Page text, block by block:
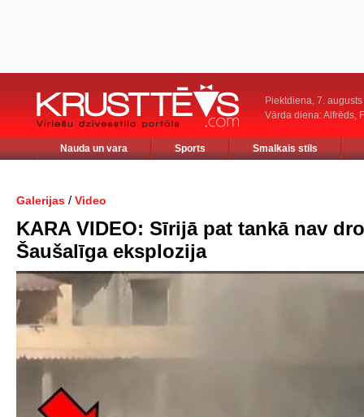
Piektdiena, 7. augusts
Vārda diena: Alfrēds,
Nauda un vara Sports Smalkais stils
Galerijas / Video
KARA VIDEO: Sīrijā pat tankā nav
Šaušalīga eksplozija